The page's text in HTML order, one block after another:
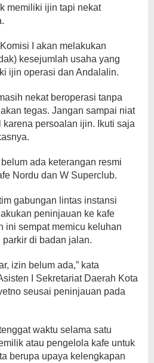
memiliki ijin tapi nekat
I akan melakukan
kesejumlah usaha yang
ijin operasi dan Andalalin.
nekat beroperasi tanpa
tegas. Jangan sampai niat
karena persoalan ijin. Ikuti saja
ada keterangan resmi
Nordu dan W Superclub.
gabungan lintas instansi
peninjauan ke kafe
ini sempat memicu keluhan
di badan jalan.
izin belum ada,” kata
I Sekretariat Daerah Kota
seusai peninjauan pada
waktu selama satu
atau pengelola kafe untuk
berupa upaya kelengkapan